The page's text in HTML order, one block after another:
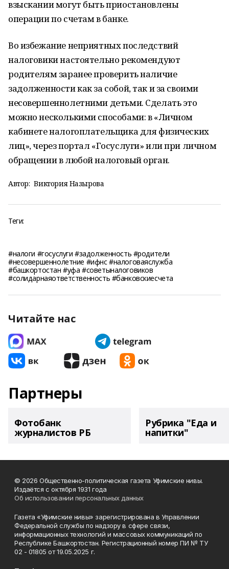
взыскании могут быть приостановлены
операции по счетам в банке.
Во избежание неприятных последствий
налоговики настоятельно рекомендуют
родителям заранее проверить наличие
задолженности как за собой, так и за своими
несовершеннолетними детьми. Сделать это
можно несколькими способами: в «Личном
кабинете налогоплательщика для физических
лиц», через портал «Госуслуги» или при личном
обращении в любой налоговый орган.
Автор: Виктория Назырова
Теги:
#налоги #госуслуги #задолженность #родители
#несовершеннолетние #ифнс #налоговаяслужба
#башкортостан #уфа #советыналоговиков
#солидарнаяответственность #банковскиесчета
Читайте нас
Партнеры
Фотобанк
журналистов РБ
Рубрика "Еда и
напитки"
© 2026 Общественно-политическая газета Уфимские нивы.
Издаётся с октября 1931 года
Об использовании персональных данных
Газета «Уфимские нивы» зарегистрирована в Управлении
Федеральной службы по надзору в сфере связи,
информационных технологий и массовых коммуникаций по
Республике Башкортостан. Регистрационный номер ПИ № ТУ
02 - 01805 от 19.05.2025 г.